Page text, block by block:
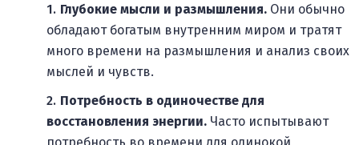
Глубокие мысли и размышления. Они обычно
обладают богатым внутренним миром и тратят
много времени на размышления и анализ своих
мыслей и чувств.
Потребность в одиночестве для
восстановления энергии. Часто испытывают